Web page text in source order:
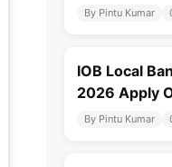
By Pintu Kumar
IOB Local
2026 Apply
By Pintu Kumar